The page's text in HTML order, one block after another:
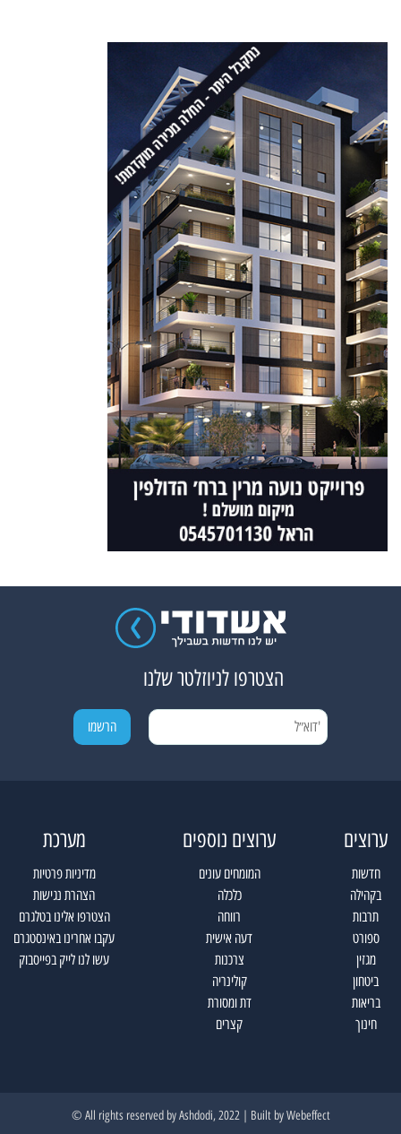
הצטרפו לניוזלטר שלנו
ערוצים
חדשות
בקהילה
תרבות
ספורט
מגזין
ביטחון
בריאות
חינוך
ערוצים נוספים
המומחים עונים
כלכלה
רווחה
דעה אישית
צרכנות
קולינריה
דת ומסורת
קצרים
מערכת
מדיניות פרטיות
הצהרת נגישות
הצטרפו אלינו בטלגרם
עקבו אחרינו באינסטגרם
עשו לנו לייק בפייסבוק
All rights reserved by Ashdodi, 2022 | Built byWebeffect ©